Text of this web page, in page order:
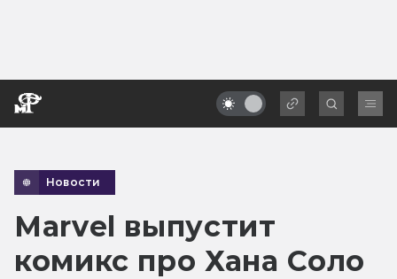
Новости
Marvel выпустит
комикс про Хана Соло